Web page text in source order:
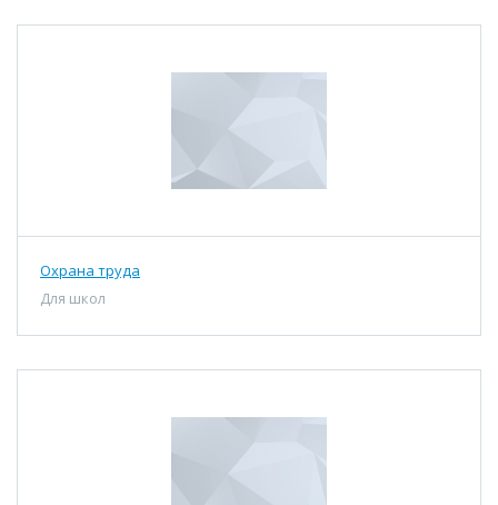
Охрана труда
Для школ